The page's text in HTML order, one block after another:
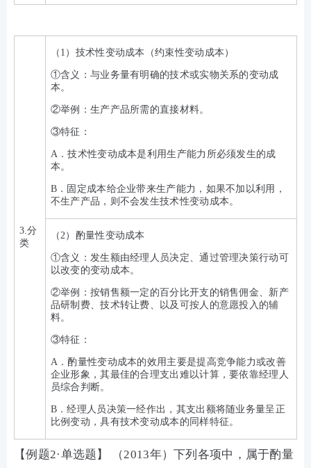
3.分
类
（1）技术性变动成本（约束性变动成本）
①含义：与业务量有明确的技术或实物关系的变动成
本。
②举例：生产产品所需的直接材料。
③特征：
A．技术性变动成本是利用生产能力所必须发生的成
本。
B．固定成本给企业带来生产能力，如果不加以利用，
不生产产品，则不会发生技术性变动成本。
（2）酌量性变动成本
①含义：发生额由经理人员决定、通过管理决策行动可
以改变的变动成本。
②举例：按销售额一定的百分比开支的销售佣金、新产
品研制费、技术转让费、以及可按人的意愿投入的辅
料。
③特征：
A．酌量性变动成本的效用主要是提高竞争能力或改善
企业形象，其最佳的合理支出难以计算，要依靠经理人
员综合判断。
B．经理人员决策一经作出，其支出额将随业务量呈正
比例变动，具有技术变动成本的同样特征。
【例题2·单选题】 （2013年）下列各项中，属于酌量